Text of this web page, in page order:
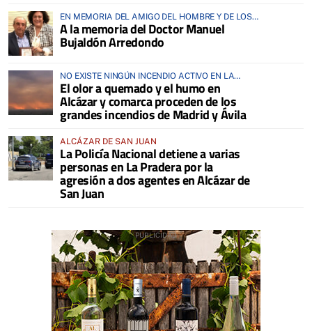
EN MEMORIA DEL AMIGO DEL HOMBRE Y DE LOS
ANIMALES
A la memoria del Doctor Manuel
Bujaldón Arredondo
NO EXISTE NINGÚN INCENDIO ACTIVO EN LA
COMARCA
El olor a quemado y el humo en
Alcázar y comarca proceden de los
grandes incendios de Madrid y Ávila
ALCÁZAR DE SAN JUAN
La Policía Nacional detiene a varias
personas en La Pradera por la
agresión a dos agentes en Alcázar de
San Juan